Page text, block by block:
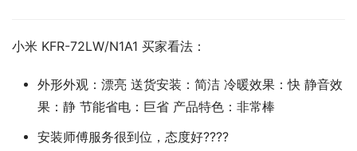
小米 KFR-72LW/N1A1 买家看法：
外形外观：漂亮 送货安装：简洁 冷暖效果：快 静音效
果：静 节能省电：巨省 产品特色：非常棒
安装师傅服务很到位，态度好????